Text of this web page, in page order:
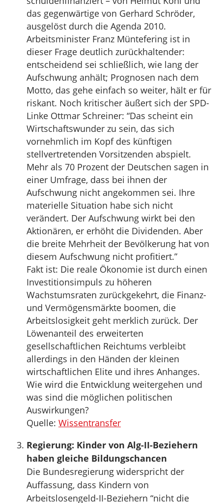
das gegenwärtige von Gerhard Schröder,
ausgelöst durch die Agenda 2010.
Arbeitsminister Franz Müntefering ist in
dieser Frage deutlich zurückhaltender:
entscheidend sei schließlich, wie lang der
Aufschwung anhält; Prognosen nach dem
Motto, das gehe einfach so weiter, hält er für
riskant. Noch kritischer äußert sich der SPD-
Linke Ottmar Schreiner: “Das scheint ein
Wirtschaftswunder zu sein, das sich
vornehmlich im Kopf des künftigen
stellvertretenden Vorsitzenden abspielt.
Mehr als 70 Prozent der Deutschen sagen in
einer Umfrage, dass bei ihnen der
Aufschwung nicht angekommen sei. Ihre
materielle Situation habe sich nicht
verändert. Der Aufschwung wirkt bei den
Aktionären, er erhöht die Dividenden. Aber
die breite Mehrheit der Bevölkerung hat von
diesem Aufschwung nicht profitiert.”
Fakt ist: Die reale Ökonomie ist durch einen
Investitionsimpuls zu höheren
Wachstumsraten zurückgekehrt, die Finanz-
und Vermögensmärkte boomen, die
Arbeitslosigkeit geht merklich zurück. Der
Löwenanteil des erweiterten
gesellschaftlichen Reichtums verbleibt
allerdings in den Händen der kleinen
wirtschaftlichen Elite und ihres Anhanges.
Wie wird die Entwicklung weitergehen und
was sind die möglichen politischen
Auswirkungen?
Quelle: Wissentransfer
Regierung: Kinder von Alg-II-Beziehern
haben gleiche Bildungschancen
Die Bundesregierung widerspricht der
Auffassung, dass Kindern von
Arbeitslosengeld-II-Beziehern “nicht die